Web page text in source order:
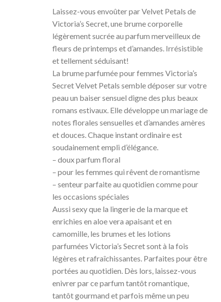
Laissez-vous envoûter par Velvet Petals de
Victoria’s Secret, une brume corporelle
légèrement sucrée au parfum merveilleux de
fleurs de printemps et d’amandes. Irrésistible
et tellement séduisant!
La brume parfumée pour femmes Victoria’s
Secret Velvet Petals semble déposer sur votre
peau un baiser sensuel digne des plus beaux
romans estivaux. Elle développe un mariage de
notes florales sensuelles et d’amandes amères
et douces. Chaque instant ordinaire est
soudainement empli d’élégance.
– doux parfum floral
– pour les femmes qui rêvent de romantisme
– senteur parfaite au quotidien comme pour
les occasions spéciales
Aussi sexy que la lingerie de la marque et
enrichies en aloe vera apaisant et en
camomille, les brumes et les lotions
parfumées Victoria’s Secret sont à la fois
légères et rafraîchissantes. Parfaites pour être
portées au quotidien. Dès lors, laissez-vous
enivrer par ce parfum tantôt romantique,
tantôt gourmand et parfois même un peu